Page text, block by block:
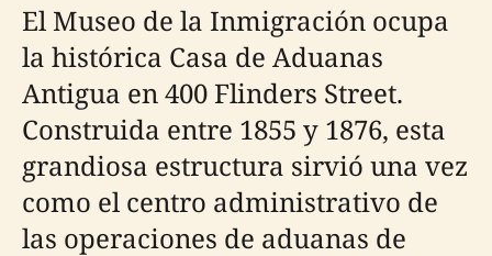
El Museo de la Inmigración ocupa
la histórica Casa de Aduanas
Antigua en 400 Flinders Street.
Construida entre 1855 y 1876, esta
grandiosa estructura sirvió una vez
como el centro administrativo de
las operaciones de aduanas de